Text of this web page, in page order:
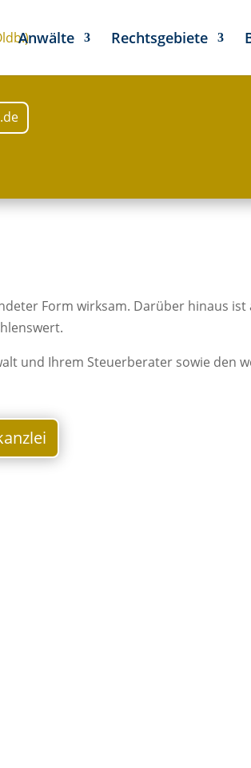
Anwälte Rechtsgebiete
Form wirksam. Darüber hinaus
und Ihrem Steuerberater sowie den